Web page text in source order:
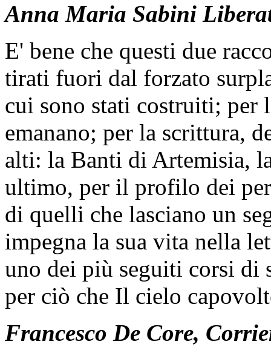
Anna Maria Sabini
E' bene che questi due
tirati fuori dal forzato
cui sono stati costruiti; per
emanano; per la scrittura,
alti: la Banti di Artemisia,
ultimo, per il profilo dei
di quelli che lasciano un
impegna la sua vita nella
uno dei più seguiti corsi di
per ciò che Il cielo
Francesco De Core,